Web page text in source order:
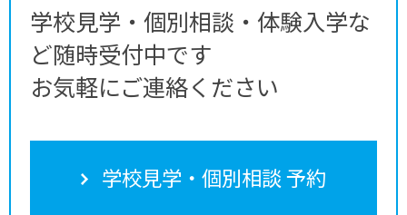
学校見学・個別相談・体験入学な
ど随時受付中です
お気軽にご連絡ください
学校見学・個別相談 予約